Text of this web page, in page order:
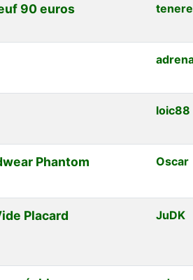
90 euros
loic88
Phantom
Oscar
Placard JuDK